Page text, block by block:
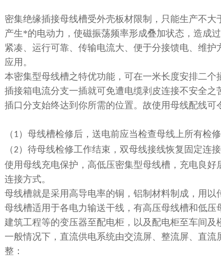
密集绝缘插接母线槽受外壳板材限制，只能生产不
产生*的电动力，使磁振荡频率形成叠加状态，造成
紧凑、运行可靠、传输电流大、便于分接馈电、维
应用。
本密集型母线槽之特优功能，可在一米长度安排二
插接箱电流分支一插就可免遭电缆剥皮连接不安全
插口分支始终达到你所需的位置。故使用母线配线可
（ 1）母线槽检修后，送电前应当检查母线上所有检
（2）待母线检修工作结束，双母线接线恢复固定连
使用母线充电保护，高低压密集型母线槽，充电良
连接方式。
母线槽就是采用高导电率的铜，铝制材料制成，用以
母线槽适用于各电力输送干线，有高压母线槽和低
建筑工程等的变压器至配电柜，以及配电柜至车间及
一般情况下，直流供电系统由交流屏、整流屏、直
整：